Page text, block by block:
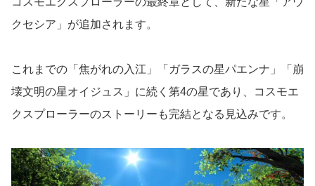
クセシア」が追加されます。
これまでの「焦がれの入江」「ガラスの星パエンナ」「崩
壊文明の星オイジュス」に続く第4の星であり、コスモエ
クスプローラーのストーリーも完結となる見込みです。